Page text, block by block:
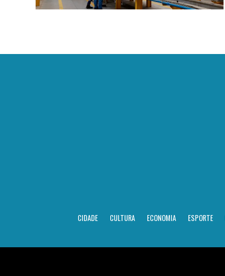
CIDADE CULTURA ECONOMIA ESPORTE